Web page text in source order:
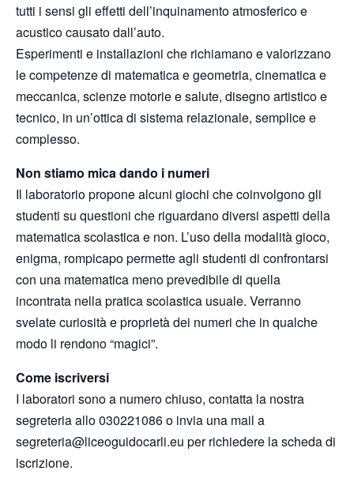
tutti i sensi gli effetti dell’inquinamento atmosferico e
acustico causato dall’auto.
Esperimenti e installazioni che richiamano e valorizzano
le competenze di matematica e geometria, cinematica e
meccanica, scienze motorie e salute, disegno artistico e
tecnico, in un’ottica di sistema relazionale, semplice e
complesso.
Non stiamo mica dando i numeri
Il laboratorio propone alcuni giochi che coinvolgono gli
studenti su questioni che riguardano diversi aspetti della
matematica scolastica e non. L’uso della modalità gioco,
enigma, rompicapo permette agli studenti di confrontarsi
con una matematica meno prevedibile di quella
incontrata nella pratica scolastica usuale. Verranno
svelate curiosità e proprietà dei numeri che in qualche
modo li rendono “magici”.
Come iscriversi
I laboratori sono a numero chiuso, contatta la nostra
segreteria allo 030221086 o invia una mail a
segreteria@liceoguidocarli.eu per richiedere la scheda di
iscrizione.